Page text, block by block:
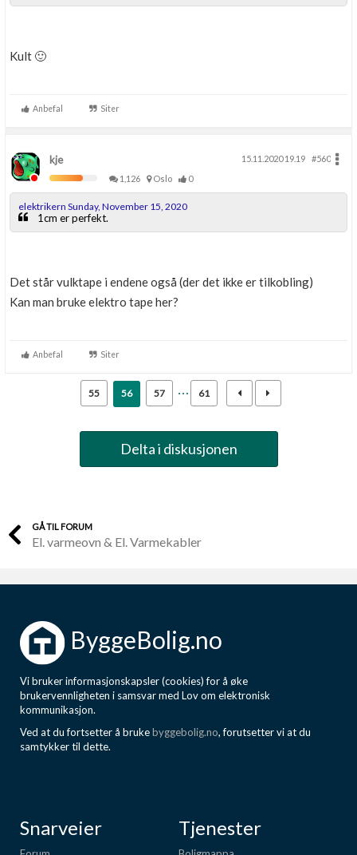
Kult 🙂
Anbefal Siter
kje 15.11.2020 19.19
#560
1,126
Oslo 0
elektrikern Sunday, November 15, 2020
1cm er perfekt.
Det står vulktape i endene også (der det ikke er tilkobling)
Kan man bruke elektro tape her?
Anbefal Siter
55 56 57 61
Delta i diskusjonen
GÅ TIL FORUM
El. varmeovn & El. Varmekabler
ByggeBolig.no
Vi bruker informasjonskapsler (cookies) for å øke
brukervennligheten i samsvar med Lov om elektronisk
kommunikasjon.
Ved at du fortsetter å brukebyggebolig.no, forutsetter vi at du
samtykker til dette.
Snarveier Tjenester